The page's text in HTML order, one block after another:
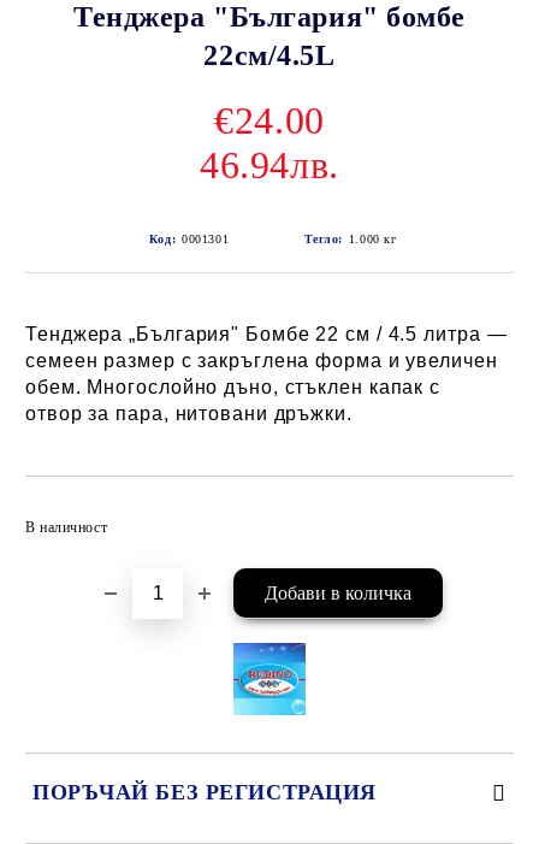
Тенджера "България" бомбе
22см/4.5L
€24.00
46.94лв.
Код: 0001301 Тегло: 1.000 кг
Тенджера „България" Бомбе 22 см / 4.5 литра —
семеен размер с закръглена форма и увеличен
обем. Многослойно дъно, стъклен капак с
отвор за пара, нитовани дръжки.
В наличност
ПОРЪЧАЙ БЕЗ РЕГИСТРАЦИЯ